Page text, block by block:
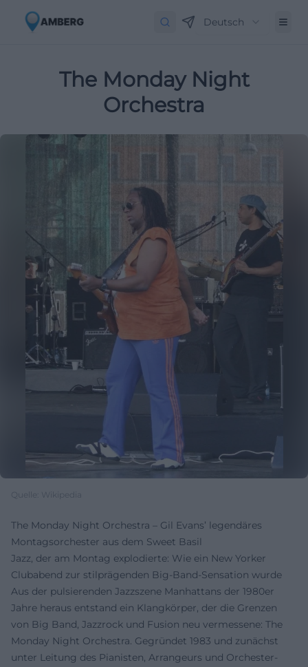
Deutsch
The Monday Night
Orchestra
Quelle: Wikipedia
The Monday Night Orchestra – Gil Evans’ legendäres
Montagsorchester aus dem Sweet Basil
Jazz, der am Montag explodierte: Wie ein New Yorker
Clubabend zur stilprägenden Big-Band-Sensation wurde
Aus der pulsierenden Jazzszene Manhattans der 1980er
Jahre heraus entstand ein Klangkörper, der die Grenzen
von Big Band, Jazzrock und Fusion neu vermessene: The
Monday Night Orchestra. Gegründet 1983 und zunächst
unter Leitung des Pianisten, Arrangeurs und Orchester-